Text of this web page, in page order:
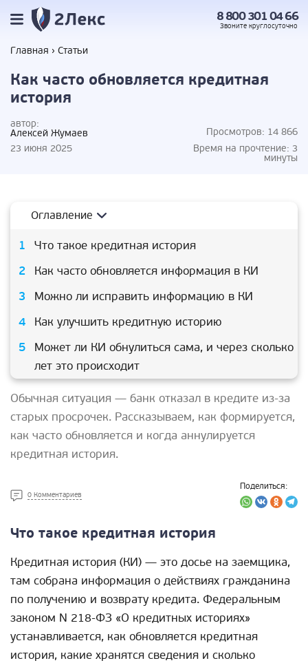
8 800 301 04 66
Звоните круглосуточно
Главная Статьи
Как часто обновляется кредитная
история
автор:
Алексей Жумаев
23 июня 2025
Просмотров: 14 866
Время на прочтение: 3
минуты
Оглавление
Что такое кредитная история
Как часто обновляется информация в КИ
Можно ли исправить информацию в КИ
Как улучшить кредитную историю
Может ли КИ обнулиться сама, и через сколько
лет это происходит
Обычная ситуация — банк отказал в кредите из-за
старых просрочек. Рассказываем, как формируется,
как часто обновляется и когда аннулируется
кредитная история.
0 Комментариев
Поделиться:
Что такое кредитная история
Кредитная история (КИ) — это досье на заемщика,
там собрана информация о действиях гражданина
по получению и возврату кредита. Федеральным
законом N 218-ФЗ «О кредитных историях»
устанавливается, как обновляется кредитная
история, какие хранятся сведения и сколько